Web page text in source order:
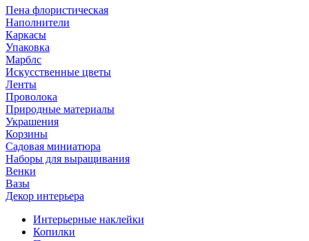
Пена флористическая
Наполнители
Каркасы
Упаковка
Марблс
Искусственные цветы
Ленты
Проволока
Природные материалы
Украшения
Корзины
Садовая миниатюра
Наборы для выращивания
Венки
Вазы
Декор интерьера
Интерьерные наклейки
Копилки